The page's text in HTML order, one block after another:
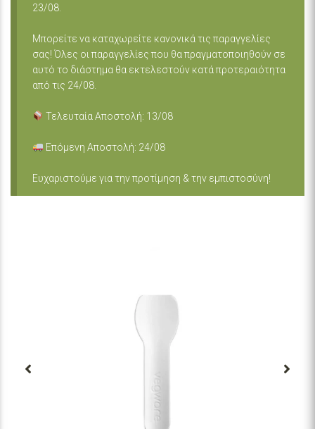
23/08.
Μπορείτε να καταχωρείτε κανονικά τις παραγγελίες
σας! Όλες οι παραγγελίες που θα πραγματοποιηθούν σε
αυτό το διάστημα θα εκτελεστούν κατά προτεραιότητα
από τις 24/08.
Τελευταία Αποστολή: 13/08
Επόμενη Αποστολή: 24/08
Ευχαριστούμε για την προτίμηση & την εμπιστοσύνη!